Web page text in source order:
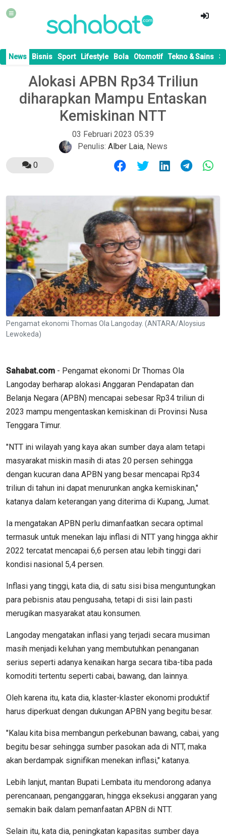
News Bisnis Sport Lifestyle Bola Otomotif Tekno & Sains
Alokasi APBN Rp34 Triliun
diharapkan Mampu Entaskan
Kemiskinan NTT
03 Februari 2023 05:39
Penulis: Alber Laia, News
0
Pengamat ekonomi Thomas Ola Langoday. (ANTARA/Aloysius
Lewokeda)
Sahabat.com - Pengamat ekonomi Dr Thomas Ola
Langoday berharap alokasi Anggaran Pendapatan dan
Belanja Negara (APBN) mencapai sebesar Rp34 triliun di
2023 mampu mengentaskan kemiskinan di Provinsi Nusa
Tenggara Timur.
"NTT ini wilayah yang kaya akan sumber daya alam tetapi
masyarakat miskin masih di atas 20 persen sehingga
dengan kucuran dana APBN yang besar mencapai Rp34
triliun di tahun ini dapat menurunkan angka kemiskinan,"
katanya dalam keterangan yang diterima di Kupang, Jumat.
Ia mengatakan APBN perlu dimanfaatkan secara optimal
termasuk untuk menekan laju inflasi di NTT yang hingga akhir
2022 tercatat mencapai 6,6 persen atau lebih tinggi dari
kondisi nasional 5,4 persen.
Inflasi yang tinggi, kata dia, di satu sisi bisa menguntungkan
para pebisnis atau pengusaha, tetapi di sisi lain pasti
merugikan masyarakat atau konsumen.
Langoday mengatakan inflasi yang terjadi secara musiman
masih menjadi keluhan yang membutuhkan penanganan
serius seperti adanya kenaikan harga secara tiba-tiba pada
komoditi tertentu seperti cabai, bawang, dan lainnya.
Oleh karena itu, kata dia, klaster-klaster ekonomi produktif
harus diperkuat dengan dukungan APBN yang begitu besar.
"Kalau kita bisa membangun perkebunan bawang, cabai, yang
begitu besar sehingga sumber pasokan ada di NTT, maka
akan berdampak signifikan menekan inflasi," katanya.
Lebih lanjut, mantan Bupati Lembata itu mendorong adanya
perencanaan, penganggaran, hingga eksekusi anggaran yang
semakin baik dalam pemanfaatan APBN di NTT.
Selain itu, kata dia, peningkatan kapasitas sumber daya